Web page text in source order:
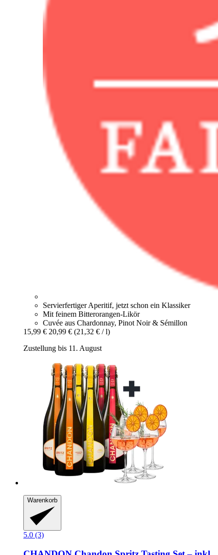
Servierfertiger Aperitif, jetzt schon ein Klassiker
Mit feinem Bitterorangen-Likör
Cuvée aus Chardonnay, Pinot Noir & Sémillon
15,99 € 20,99 € (21,32 € / l)
Zustellung bis 11. August
Warenkorb
5.0 (3)